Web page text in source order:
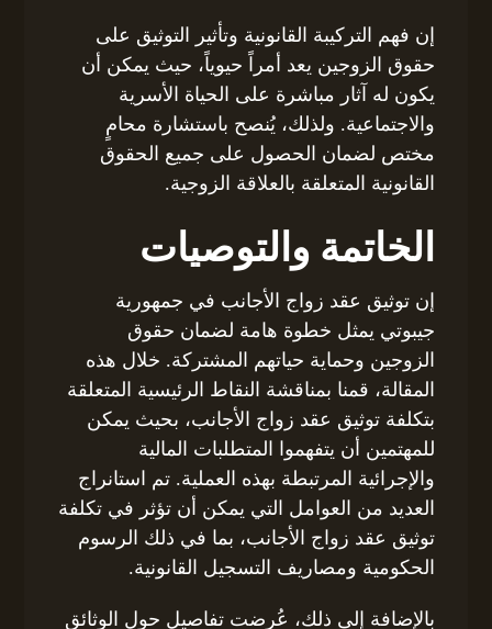
إن فهم التركيبة القانونية وتأثير التوثيق على
حقوق الزوجين يعد أمراً حيوياً، حيث يمكن أن
يكون له آثار مباشرة على الحياة الأسرية
والاجتماعية. ولذلك، يُنصح باستشارة محامٍ
مختص لضمان الحصول على جميع الحقوق
القانونية المتعلقة بالعلاقة الزوجية.
الخاتمة والتوصيات
إن توثيق عقد زواج الأجانب في جمهورية
جيبوتي يمثل خطوة هامة لضمان حقوق
الزوجين وحماية حياتهم المشتركة. خلال هذه
المقالة، قمنا بمناقشة النقاط الرئيسية المتعلقة
بتكلفة توثيق عقد زواج الأجانب، بحيث يمكن
للمهتمين أن يتفهموا المتطلبات المالية
والإجرائية المرتبطة بهذه العملية. تم استانراج
العديد من العوامل التي يمكن أن تؤثر في تكلفة
توثيق عقد زواج الأجانب، بما في ذلك الرسوم
الحكومية ومصاريف التسجيل القانونية.
بالإضافة إلى ذلك، عُرضت تفاصيل حول الوثائق